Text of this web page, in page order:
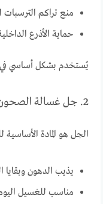
منع تراكم
حماية الأذرع
يُستخدم بشكل أساسي في
2. جل غسالة الصحون
الجل هو المادة الأساسية
يذيب الدهون وبقايا
مناسب للغسيل